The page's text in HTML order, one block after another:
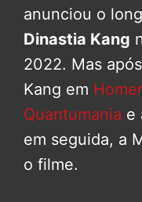
anunciou o
Dinastia Kang
2022. Mas
Kang em
Quantumania e
em seguida, a
o filme.